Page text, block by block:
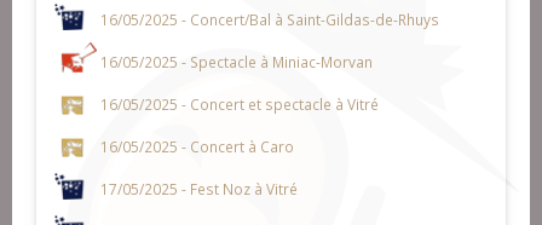
16/05/2025 - Concert/Bal à Saint-Gildas-de-Rhuys
16/05/2025 - Spectacle à Miniac-Morvan
16/05/2025 - Concert et spectacle à Vitré
16/05/2025 - Concert à Caro
17/05/2025 - Fest Noz à Vitré